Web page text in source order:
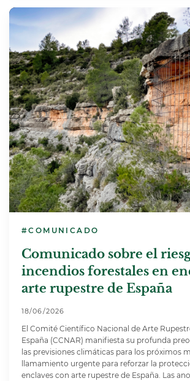
#COMUNICADO
Comunicado sobre el
incendios forestales en
arte rupestre de España
18/06/2026
El Comité Científico Nacional de Arte
España (CCNAR) manifiesta su profunda
las previsiones climáticas para los próximos
llamamiento urgente para reforzar la
enclaves con arte rupestre de España. Las